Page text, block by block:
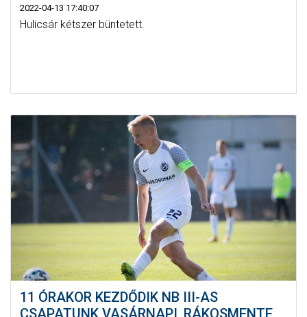
2022-04-13 17:40:07
Hulicsár kétszer büntetett.
11 ÓRAKOR KEZDŐDIK NB III-AS
CSAPATUNK VASÁRNAPI, RÁKOSMENTE